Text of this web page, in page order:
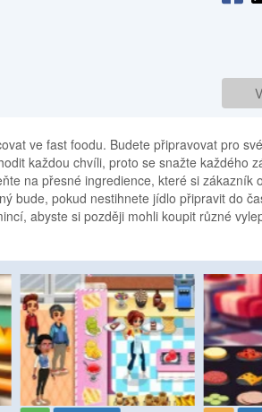
ve fast foodu. Budete připravovat pro
každou chvíli, proto se snažte každého
na přesné ingredience, které si zákazník
bude, pokud nestihnete jídlo připravit do
abyste si později mohli koupit různé